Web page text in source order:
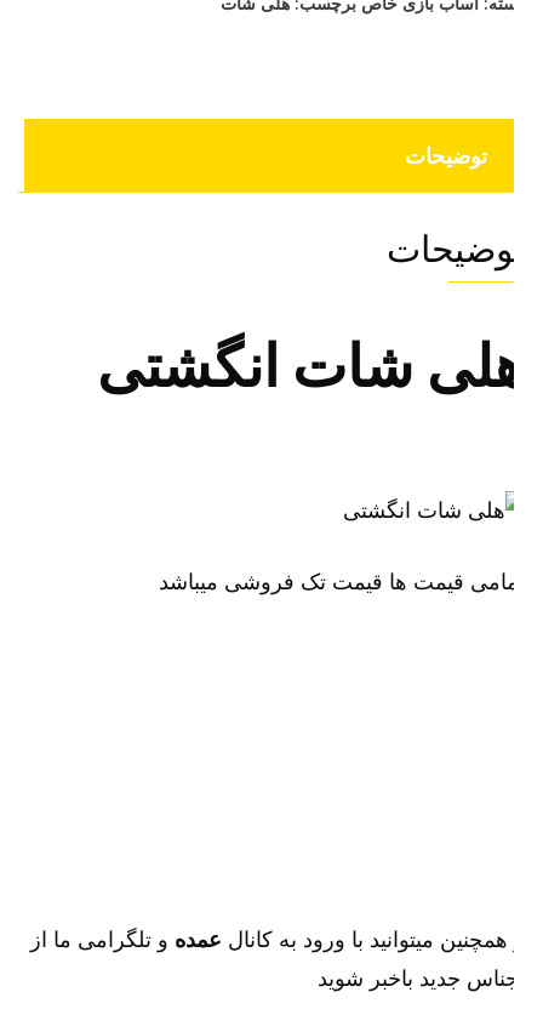
توضیحات
شات انگشتی
قیمت ها قیمت تک فروشی میباشد
میتوانید با ورود به کانالعمدهو تلگرامی ما از
جدید باخبر شوید